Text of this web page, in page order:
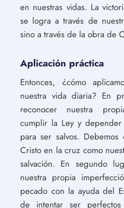
en nuestras vidas. La
se logra a través de
sino a través de la obra de
Aplicación práctica
Entonces, ¿cómo
nuestra vida diaria? En
reconocer nuestra
cumplir la Ley y
para ser salvos.
Cristo en la cruz como
salvación. En segundo
nuestra propia
pecado con la ayuda del
de intentar ser